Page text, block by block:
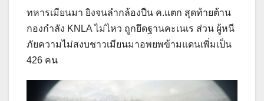
ทหารเมียนมา ยิงจนลำกล้องปืน ค.แตก สุดท้ายต้าน
กองกำลัง KNLA ไม่ไหว ถูกยึดฐานคะเนเร ส่วน ผู้หนี
ภัยความไม่สงบชาวเมียนมาอพยพข้ามแดนเพิ่มเป็น
426 คน